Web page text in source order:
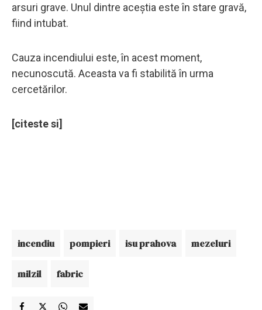
arsuri grave. Unul dintre aceștia este în stare gravă,
fiind intubat.
Cauza incendiului este, în acest moment,
necunoscută. Aceasta va fi stabilită în urma
cercetărilor.
[citeste si]
incendiu pompieri isu prahova mezeluri
milzil fabric